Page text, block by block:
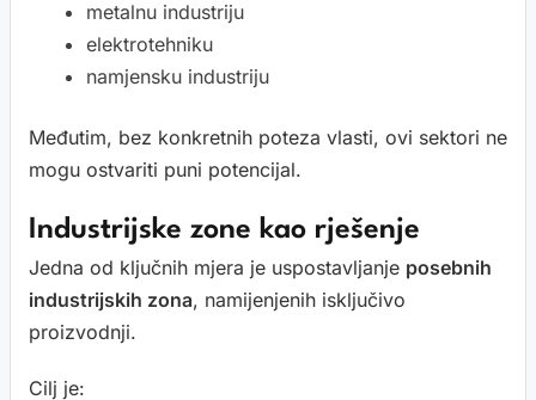
metalnu industriju
elektrotehniku
namjensku industriju
Međutim, bez konkretnih poteza vlasti, ovi sektori ne
mogu ostvariti puni potencijal.
Industrijske zone kao rješenje
Jedna od ključnih mjera je uspostavljanje posebnih
industrijskih zona, namijenjenih isključivo
proizvodnji.
Cilj je: